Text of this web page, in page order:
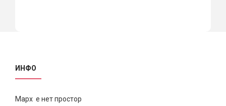
ИНФО
Марх е нет простор